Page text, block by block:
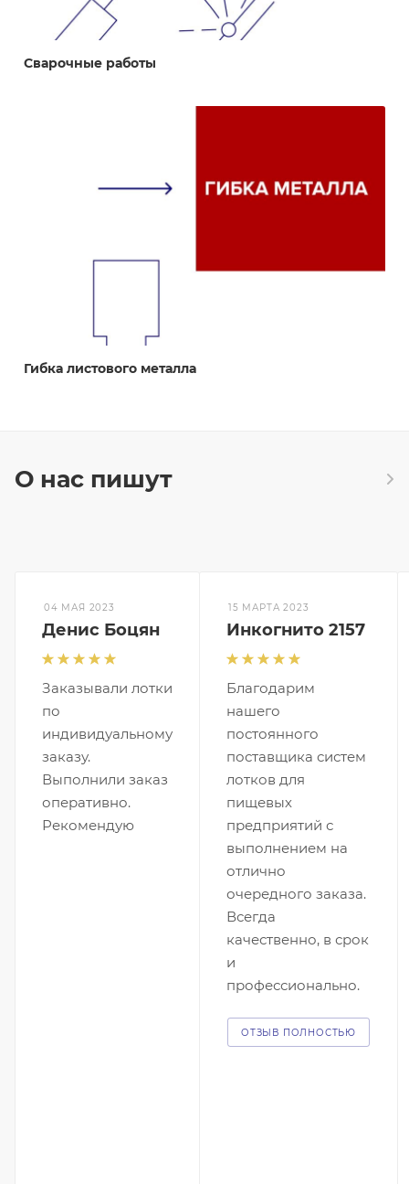
Сварочные работы
Гибка листового металла
О нас пишут
04 МАЯ 2023
Денис Боцян
Заказывали лотки
по
индивидуальному
заказу.
Выполнили заказ
оперативно.
Рекомендую
15 МАРТА 2023
Инкогнито 2157
Благодарим
нашего
постоянного
поставщика систем
лотков для
пищевых
предприятий с
выполнением на
отлично
очередного заказа.
Всегда
качественно, в срок
и
профессионально.
ОТЗЫВ ПОЛНОСТЬЮ